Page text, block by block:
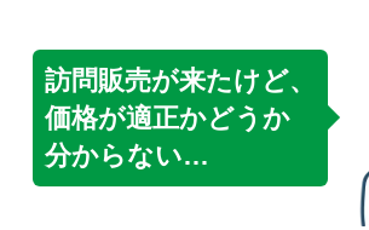
訪問販売が来たけど、
価格が適正かどうか
分からない…